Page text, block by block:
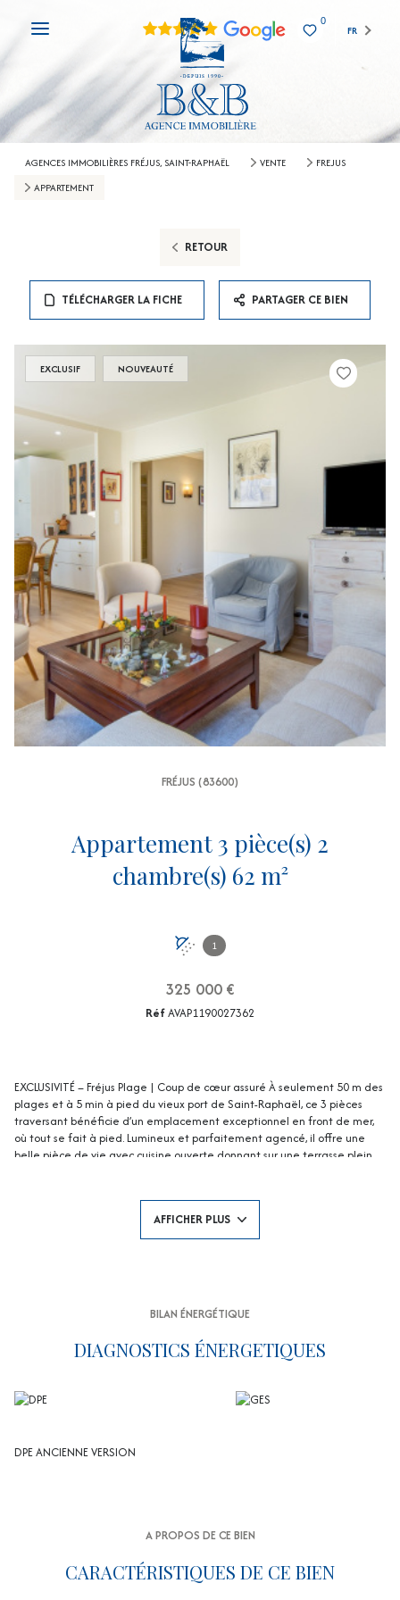
0
FR
AGENCES IMMOBILIÈRES FRÉJUS, SAINT-RAPHAËL VENTE
FREJUS
APPARTEMENT
RETOUR
TÉLÉCHARGER LA FICHE PARTAGER CE BIEN
EXCLUSIF NOUVEAUTÉ
FRÉJUS (83600)
Appartement 3 pièce(s) 2
chambre(s) 62 m²
1
325 000 €
RéfAVAP1190027362
EXCLUSIVITÉ – Fréjus Plage | Coup de cœur assuré À seulement 50 m des
plages et à 5 min à pied du vieux port de Saint-Raphaël, ce 3 pièces
traversant bénéficie d’un emplacement exceptionnel en front de mer,
où tout se fait à pied. Lumineux et parfaitement agencé, il offre une
belle pièce de vie avec cuisine ouverte donnant sur une terrasse plein
charges, adresse rare et recherchée. Idéal résidence principale,
secondaire ou investissement. Charges annuelles : 1 080 € Les
informations sur les risques auxquels ce bien est exposé sont disponibles
AFFICHER PLUS
BILAN ÉNERGÉTIQUE
DIAGNOSTICS ÉNERGETIQUES
DPE ANCIENNE VERSION
A PROPOS DE CE BIEN
CARACTÉRISTIQUES DE CE BIEN